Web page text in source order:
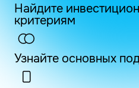
Найдите
критериям
Узнайте основных